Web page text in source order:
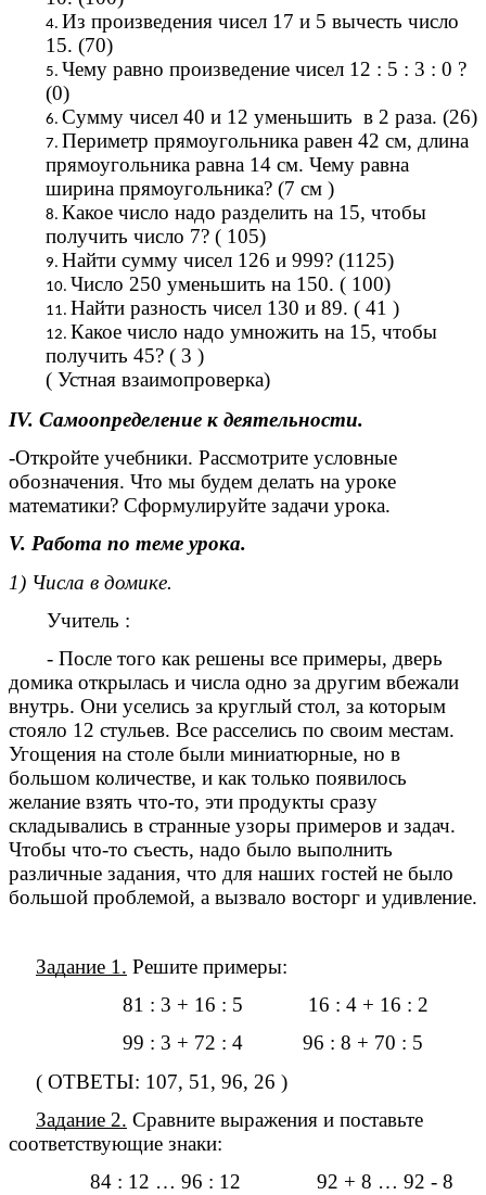
Из произведения чисел 17 и 5 вычесть число
15. (70)
Чему равно произведение чисел 12 : 5 : 3 : 0 ?
(0)
Сумму чисел 40 и 12 уменьшить в 2 раза. (26)
Периметр прямоугольника равен 42 см, длина
прямоугольника равна 14 см. Чему равна
ширина прямоугольника? (7 см )
Какое число надо разделить на 15, чтобы
получить число 7? ( 105)
Найти сумму чисел 126 и 999? (1125)
Число 250 уменьшить на 150. ( 100)
Найти разность чисел 130 и 89. ( 41 )
Какое число надо умножить на 15, чтобы
получить 45? ( 3 )
( Устная взаимопроверка)
IV. Самоопределение к деятельности.
-Откройте учебники. Рассмотрите условные
обозначения. Что мы будем делать на уроке
математики? Сформулируйте задачи урока.
V. Работа по теме урока.
1) Числа в домике.
Учитель :
- После того как решены все примеры, дверь
домика открылась и числа одно за другим вбежали
внутрь. Они уселись за круглый стол, за которым
стояло 12 стульев. Все расселись по своим местам.
Угощения на столе были миниатюрные, но в
большом количестве, и как только появилось
желание взять что-то, эти продукты сразу
складывались в странные узоры примеров и задач.
Чтобы что-то съесть, надо было выполнить
различные задания, что для наших гостей не было
большой проблемой, а вызвало восторг и удивление.
Задание 1. Решите примеры:
81 : 3 + 16 : 5 16 : 4 + 16 : 2
99 : 3 + 72 : 4 96 : 8 + 70 : 5
( ОТВЕТЫ: 107, 51, 96, 26 )
Задание 2. Сравните выражения и поставьте
соответствующие знаки:
84 : 12 … 96 : 12 92 + 8 … 92 - 8